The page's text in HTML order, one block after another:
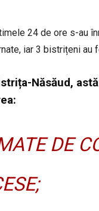
24 de ore s-au
iar 3 bistrițeni au
Năsăud,
DE